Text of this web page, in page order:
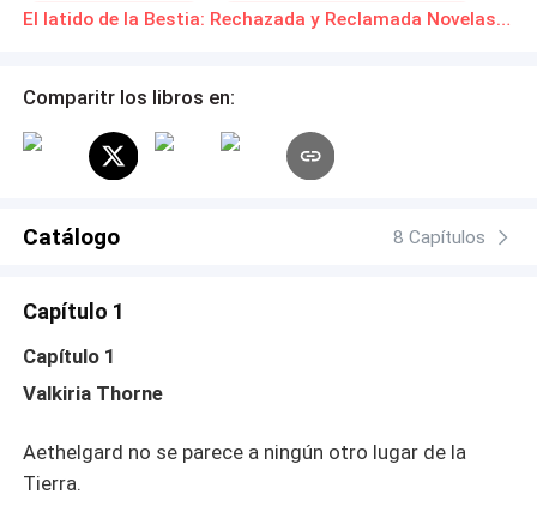
tornaron en zafiros traslúcidos. Marcada como defectuosa
libertad, convirtiéndose en la esclava personal del
que considera un insulto a su estatus, decide que, si ella
no puede ser su Luna, será llevada a la Infame Arena
de las mazmorras: un prisionero que nadie ha logrado
desafía las leyes naturales. En la opresiva oscuridad de
se escucha, Valkiria descubre una verdad que podría
incendiar el mundo licántropo: aquel monstruo sediento
pareja destinada. Atrapados entre la venganza de un
psicópata y el despertar de un linaje de dioses que el
Hombre arrepentido Protagonista femenina fuerte El latido de la Bestia: Rechazada y Reclamada Novelas Online Descarga gratuita de PDF
Comparitr los libros en:
Catálogo 8 Capítulos
Capítulo 1
Capítulo 1
Valkiria Thorne
Aethelgard no se parece a ningún otro lugar de la
Tierra.